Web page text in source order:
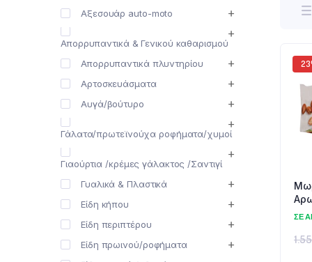
ΣΕ
Αξεσουάρ auto-moto
Απορρυπαντικά & Γενικού καθαρισμού
Απορρυπαντικά πλυντηρίου
Αρτοσκευάσματα
Αυγά/βούτυρο
Γάλατα/πρωτεϊνούχα ροφήματα/χυμοί
Γιαούρτια /κρέμες γάλακτος /Σαντιγί
Γυαλικά & Πλαστικά
Είδη κήπου
Είδη περιπτέρου
Είδη πρωινού/ροφήματα